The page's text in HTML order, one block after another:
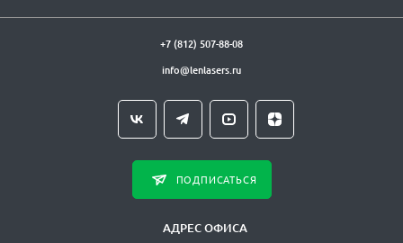
+7 (812) 507-88-08
info@lenlasers.ru
ПОДПИСАТЬСЯ
АДРЕС ОФИСА